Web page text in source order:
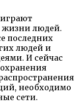
жизни людей.
последних
людей и
И сейчас
необходимо
сети.